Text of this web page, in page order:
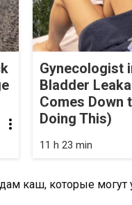
Gynecologist
Bladder
Comes Down
Doing This)
11 h 23 min
каш, которые могут